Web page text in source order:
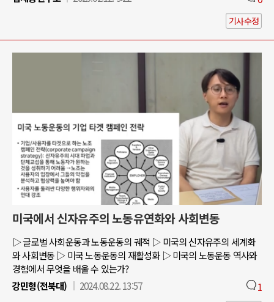
기사수정
미국에서 신자유주의 노동유연화와 사회변동
▷ 글로벌 사회운동과 노동운동의 궤적 ▷ 미국의 신자유주의 세계화
와 사회변동 ▷ 미국 노동운동의 재활성화 ▷ 미국의 노동운동 역사와
경험에서 무엇을 배울 수 있는가?
강민형(전북대)
2024.08.22. 13:57 1